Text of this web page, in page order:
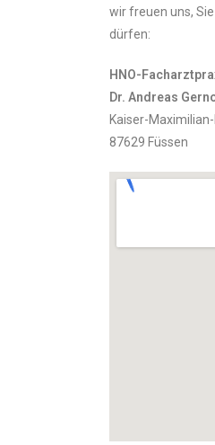
wir freuen uns,
dürfen:
HNO-
Dr. Andreas
Kaiser-
87629 Füssen